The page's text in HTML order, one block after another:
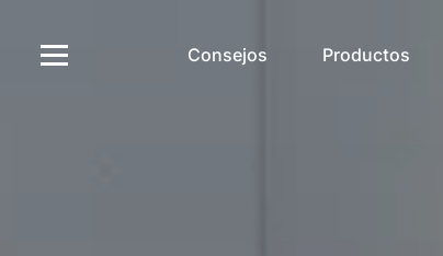
Consejos Productos